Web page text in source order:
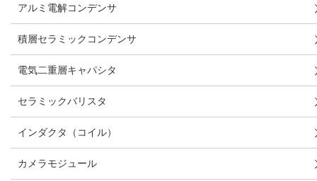
アルミ電解コンデンサ
積層セラミックコンデンサ
電気二重層キャパシタ
セラミックバリスタ
インダクタ（コイル）
カメラモジュール